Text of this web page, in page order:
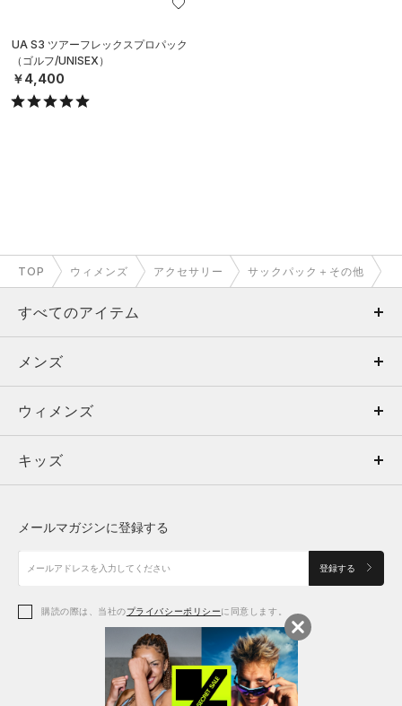
UA S3 ツアーフレックスプロパック
（ゴルフ/UNISEX）
￥4,400
TOP ウィメンズ アクセサリー サックパック＋その他
すべてのアイテム
メンズ
ウィメンズ
キッズ
アクセサリー
メンズ
トップス
ボトムス
アクセサリー
ウィメンズ
トップス
シューズ
アクセサリー
キッズ
シューズ
メールマガジンに登録する
登録する
購読の際は、当社のプライバシーポリシーに同意します。